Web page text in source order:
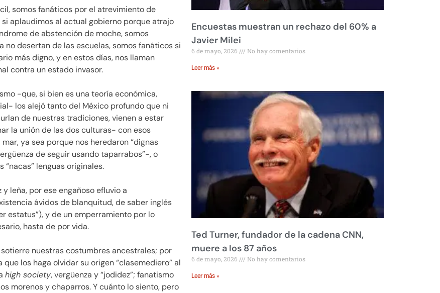
somos fanáticos por el atrevimiento de
aplaudimos al actual gobierno porque atrajo
de abstención de moche, somos
desertan de las escuelas, somos fanáticos si
más digno, y en estos días, nos llaman
contra un estado invasor.
-que, si bien es una teoría económica,
los alejó tanto del México profundo que ni
de nuestras tradiciones, vienen a estar
la unión de las dos culturas- con esos
ya sea porque nos heredaron “dignas
de seguir usando taparrabos”-, o
lenguas originales.
leña, por ese engañoso efluvio a
ávidos de blanquitud, de saber inglés
estatus”), y de un emperramiento por lo
hasta de por vida.
nuestras costumbres ancestrales; por
que los haga olvidar su origen “clasemediero” al
high society, vergüenza y “jodidez”; fanatismo
morenos y chaparros. Y cuánto lo siento, pero
Encuestas muestran un rechazo del 60% a
Javier Milei
6 de mayo, 2026 No hay comentarios
Leer más »
Ted Turner, fundador de la cadena CNN,
muere a los 87 años
6 de mayo, 2026 No hay comentarios
Leer más »